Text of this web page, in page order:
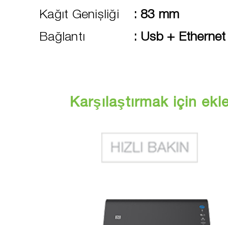
Kağıt Genişliği
: 83 mm
Bağlantı
: Usb + Ethernet
Karşılaştırmak için